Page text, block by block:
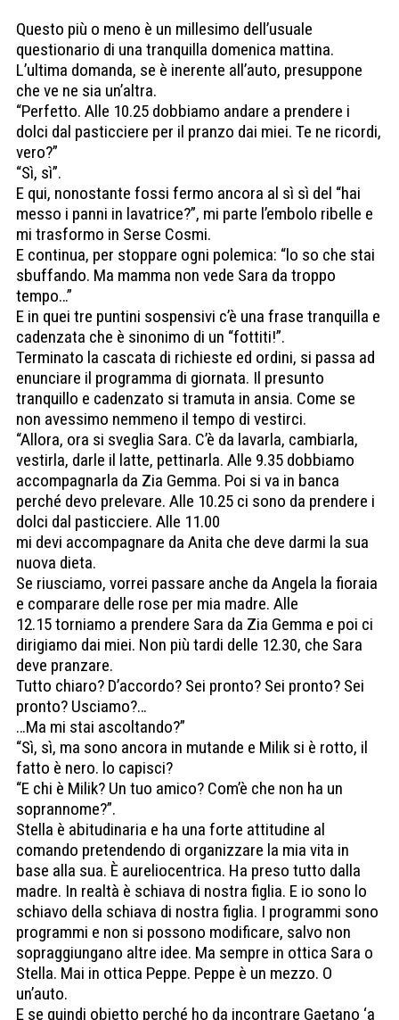
Questo più o meno è un millesimo dell’usuale
questionario di una tranquilla domenica mattina.
L’ultima domanda, se è inerente all’auto, presuppone
che ve ne sia un’altra.
“Perfetto. Alle 10.25 dobbiamo andare a prendere i
dolci dal pasticciere per il pranzo dai miei. Te ne ricordi,
vero?”
“Sì, sì”.
E qui, nonostante fossi fermo ancora al sì sì del “hai
messo i panni in lavatrice?”, mi parte l’embolo ribelle e
mi trasformo in Serse Cosmi.
E continua, per stoppare ogni polemica: “lo so che stai
sbuffando. Ma mamma non vede Sara da troppo
tempo…”
E in quei tre puntini sospensivi c’è una frase tranquilla e
cadenzata che è sinonimo di un “fottiti!”.
Terminato la cascata di richieste ed ordini, si passa ad
enunciare il programma di giornata. Il presunto
tranquillo e cadenzato si tramuta in ansia. Come se
non avessimo nemmeno il tempo di vestirci.
“Allora, ora si sveglia Sara. C’è da lavarla, cambiarla,
vestirla, darle il latte, pettinarla. Alle 9.35 dobbiamo
accompagnarla da Zia Gemma. Poi si va in banca
perché devo prelevare. Alle 10.25 ci sono da prendere i
dolci dal pasticciere. Alle 11.00
mi devi accompagnare da Anita che deve darmi la sua
nuova dieta.
Se riusciamo, vorrei passare anche da Angela la fioraia
e comparare delle rose per mia madre. Alle
12.15 torniamo a prendere Sara da Zia Gemma e poi ci
dirigiamo dai miei. Non più tardi delle 12.30, che Sara
deve pranzare.
Tutto chiaro? D’accordo? Sei pronto? Sei pronto? Sei
pronto? Usciamo?…
…Ma mi stai ascoltando?”
“Sì, sì, ma sono ancora in mutande e Milik si è rotto, il
fatto è nero. lo capisci?
“E chi è Milik? Un tuo amico? Com’è che non ha un
soprannome?”.
Stella è abitudinaria e ha una forte attitudine al
comando pretendendo di organizzare la mia vita in
base alla sua. È aureliocentrica. Ha preso tutto dalla
madre. In realtà è schiava di nostra figlia. E io sono lo
schiavo della schiava di nostra figlia. I programmi sono
programmi e non si possono modificare, salvo non
sopraggiungano altre idee. Ma sempre in ottica Sara o
Stella. Mai in ottica Peppe. Peppe è un mezzo. O
un’auto.
E se quindi obietto perché ho da incontrare Gaetano ‘a